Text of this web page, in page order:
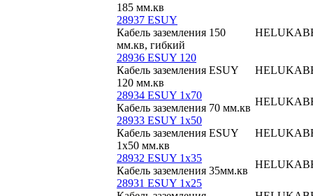
185 мм.кв
28937 ESUY
Кабель заземления 150
мм.кв, гибкий
28936 ESUY 120
Кабель заземления ESUY
120 мм.кв
28934 ESUY 1x70
Кабель заземления 70 мм.кв
28933 ESUY 1x50
Кабель заземления ESUY
1x50 мм.кв
28932 ESUY 1x35
Кабель заземления 35мм.кв
28931 ESUY 1x25